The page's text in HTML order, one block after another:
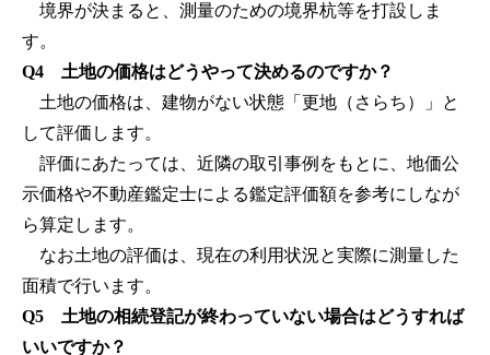
境界が決まると、測量のための境界杭等を打設しま
す。
Q4 土地の価格はどうやって決めるのですか？
土地の価格は、建物がない状態「更地（さらち）」と
して評価します。
評価にあたっては、近隣の取引事例をもとに、地価公
示価格や不動産鑑定士による鑑定評価額を参考にしなが
ら算定します。
なお土地の評価は、現在の利用状況と実際に測量した
面積で行います。
Q5 土地の相続登記が終わっていない場合はどうすれば
いいですか？